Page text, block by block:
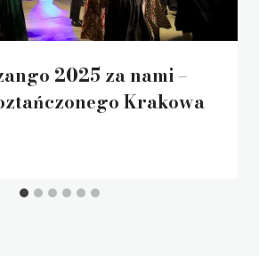
2025 za nami –
Krakowa